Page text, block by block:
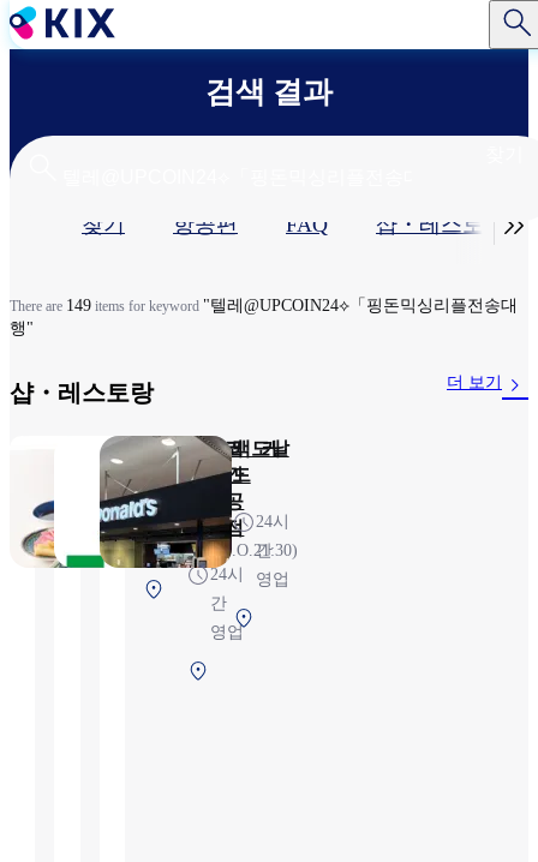
주
요
로
건
검색 결과
탭
찾기 항공편 FAQ 샵・레스토랑​ 
There are 149 items for keyword "텔레@UPCOIN24⟡「핑돈믹싱리플전송대
행"
샵・레스토랑​ 더 보기
돈카츠 와코 케
이테이
7:00～
22:00（L.O.21:30)
제1터미널 2F
보안 검색 전
훼미리
마트간
사이공
항역점
24시
간
영업
맥도날
드
24시
간
영업